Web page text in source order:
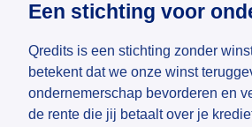
Een stichting voor
Qredits is een stichting zonder
betekent dat we onze winst
ondernemerschap bevorderen en
de rente die jij betaalt over je